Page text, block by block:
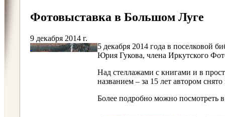
Фотовыставка в Большом Луге
9 декабря 2014 г.
5 декабря 2014 года в поселковой
Юрия Гукова, члена Иркутского
Над стеллажами с книгами и в
названием ‒ за 15 лет автором
Более подробно можно посмотреть в